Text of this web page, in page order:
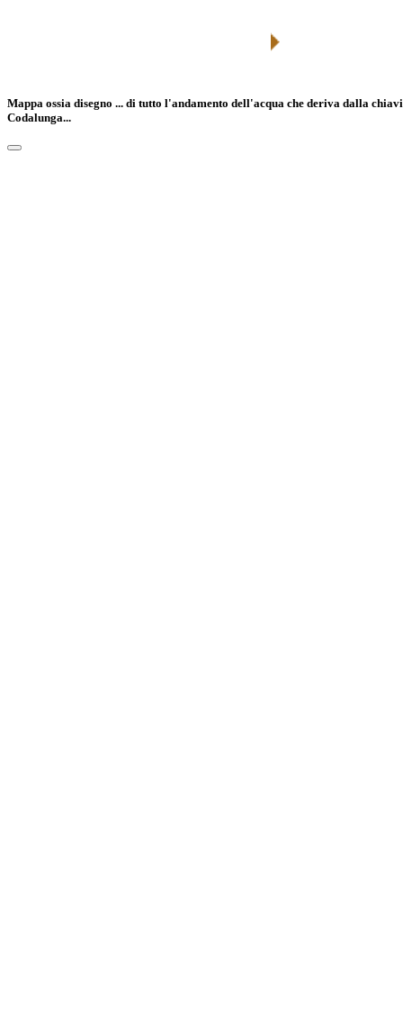
Mappa ossia disegno ... di tutto l'andamento dell'acqua che deriva dalla
Codalunga...